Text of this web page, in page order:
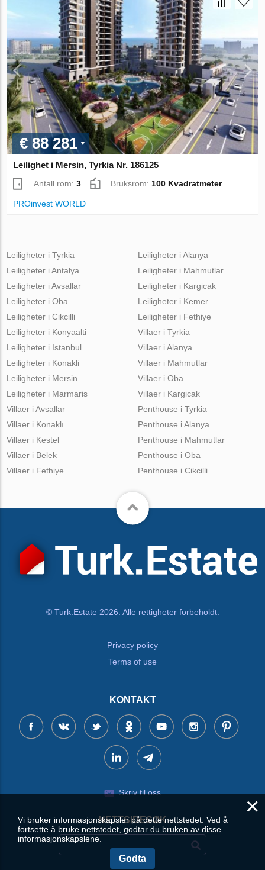
€ 88 281
Leilighet i Mersin, Tyrkia Nr. 186125
Antall rom:3 Bruksrom: 100 Kvadratmeter
PROinvest WORLD
Leiligheter i Tyrkia
Leiligheter i Antalya
Leiligheter i Avsallar
Leiligheter i Oba
Leiligheter i Cikcilli
Leiligheter i Alanya
Leiligheter i Mahmutlar
Leiligheter i Kargicak
Leiligheter i Kemer
Leiligheter i Fethiye
Leiligheter i Konyaalti
Leiligheter i Istanbul
Leiligheter i Konakli
Leiligheter i Mersin
Leiligheter i Marmaris
Villaer i Tyrkia
Villaer i Alanya
Villaer i Mahmutlar
Villaer i Oba
Villaer i Kargicak
Villaer i Avsallar
Villaer i Konaklı
Villaer i Kestel
Villaer i Belek
Villaer i Fethiye
Penthouse i Tyrkia
Penthouse i Alanya
Penthouse i Mahmutlar
Penthouse i Oba
Penthouse i Cikcilli
© Turk.Estate 2026. Alle rettigheter forbeholdt.
Privacy policy
Terms of use
KONTAKT
Skriv til oss
NETTSIDESØK
×
Vi bruker informasjonskapsler på dette nettstedet. Ved å
fortsette å bruke nettstedet, godtar du bruken av disse
informasjonskapslene.
Godta